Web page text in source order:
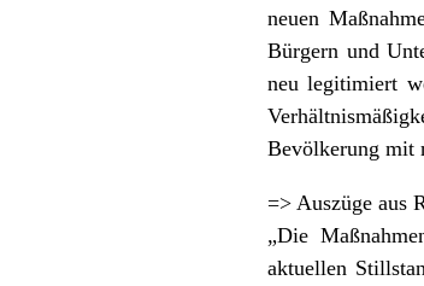
neuen
Bürgern und
neu legitimiert
Bevölkerung mit
=> Auszüge aus
„Die
aktuellen